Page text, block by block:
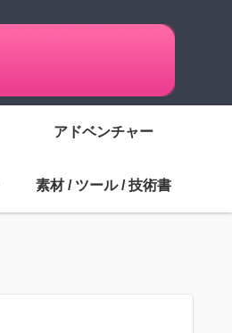
アドベンチャー
素材 / ツール / 技術書